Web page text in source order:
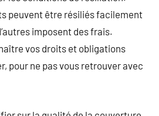
peuvent être résiliés facilement
imposent des frais.
vos droits et obligations
pour ne pas vous retrouver avec